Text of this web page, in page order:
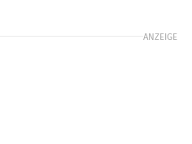
ANZEIGE